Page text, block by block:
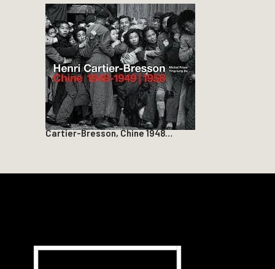
Cartier-Bresson, Chine 1948…